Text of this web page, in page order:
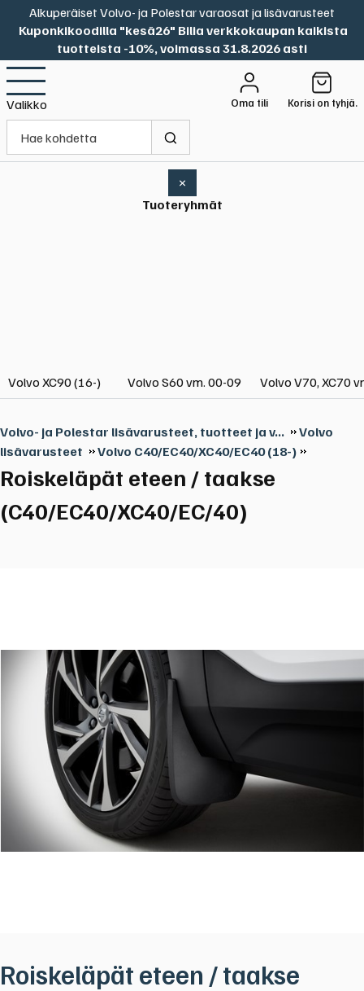
Alkuperäiset Volvo- ja Polestar varaosat ja lisävarusteet
Kuponkikoodilla "kesä26" Bilia verkkokaupan kaikista
tuotteista -10%, voimassa 31.8.2026 asti
Valikko Oma tili Korisi on tyhjä.
×
Tuoteryhmät
Volvo XC90 (16-) Volvo S60 vm. 00-09 Volvo V70, XC70
Volvo- ja Polestar lisävarusteet, tuotteet ja v...
Volvo
lisävarusteet
Volvo C40/EC40/XC40/EC40 (18-)
Roiskeläpät eteen / taakse
(C40/EC40/XC40/EC/40)
Roiskeläpät eteen / taakse